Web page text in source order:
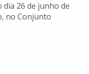
26 de junho de
no Conjunto